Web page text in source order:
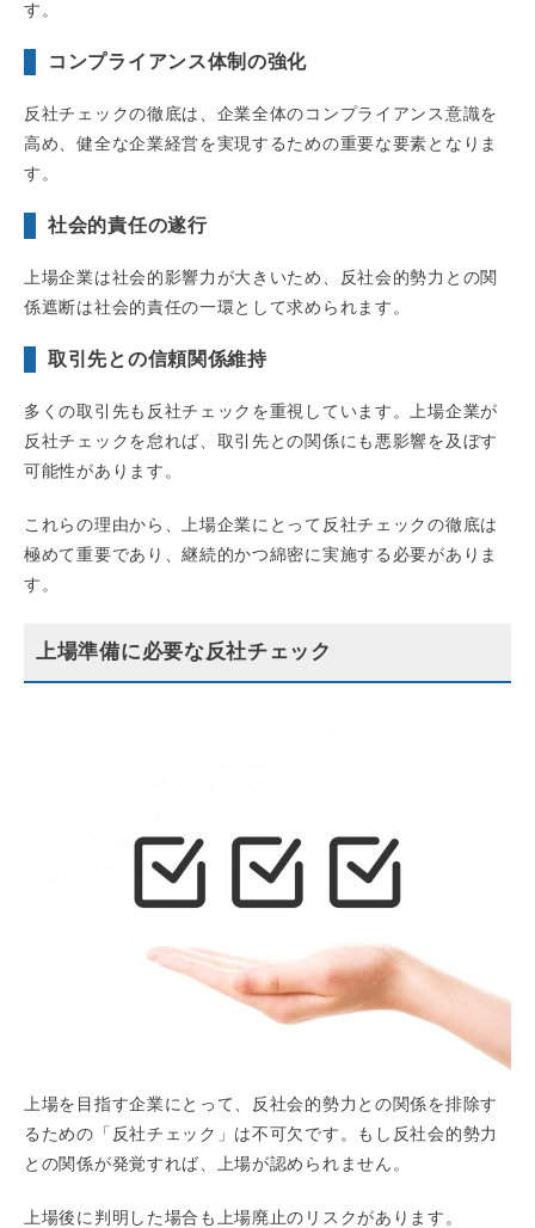
す。
コンプライアンス体制の強化
反社チェックの徹底は、企業全体のコンプライアンス意識を
高め、健全な企業経営を実現するための重要な要素となりま
す。
社会的責任の遂行
上場企業は社会的影響力が大きいため、反社会的勢力との関
係遮断は社会的責任の一環として求められます。
取引先との信頼関係維持
多くの取引先も反社チェックを重視しています。上場企業が
反社チェックを怠れば、取引先との関係にも悪影響を及ぼす
可能性があります。
これらの理由から、上場企業にとって反社チェックの徹底は
極めて重要であり、継続的かつ綿密に実施する必要がありま
す。
上場準備に必要な反社チェック
上場を目指す企業にとって、反社会的勢力との関係を排除す
るための「反社チェック」は不可欠です。もし反社会的勢力
との関係が発覚すれば、上場が認められません。
上場後に判明した場合も上場廃止のリスクがあります。